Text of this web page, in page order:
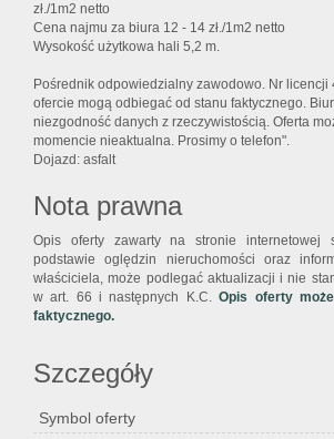
zł./1m2 netto
Cena najmu za biura 12 - 14 zł./1m2 netto
Wysokość użytkowa hali 5,2 m.
Pośrednik odpowiedzialny zawodowo. Nr licencji
ofercie mogą odbiegać od stanu faktycznego.
niezgodność danych z rzeczywistością. Oferta
momencie nieaktualna. Prosimy o telefon".
Dojazd: asfalt
Nota prawna
Opis oferty zawarty na stronie internetowej
podstawie oględzin nieruchomości oraz
właściciela, może podlegać aktualizacji i nie
w art. 66 i następnych K.C.Opis oferty
faktycznego.
Szczegóły
Symbol oferty